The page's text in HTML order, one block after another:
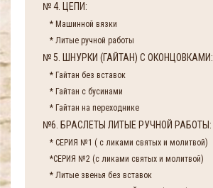
№ 4. ЦЕПИ:
* Машинной вязки
* Литые ручной работы
№ 5. ШНУРКИ (ГАЙТАН) С ОКОНЦОВКАМИ:
* Гайтан без вставок
* Гайтан с бусинами
* Гайтан на переходнике
№6. БРАСЛЕТЫ ЛИТЫЕ РУЧНОЙ РАБОТЫ:
* СЕРИЯ №1 ( с ликами святых и молитвой)
*СЕРИЯ №2 (с ликами святых и молитвой)
* Литые звенья без вставок